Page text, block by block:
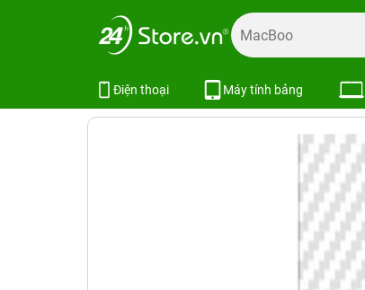
Điện thoại Máy tính bảng
Trang chủ Dán cường lực